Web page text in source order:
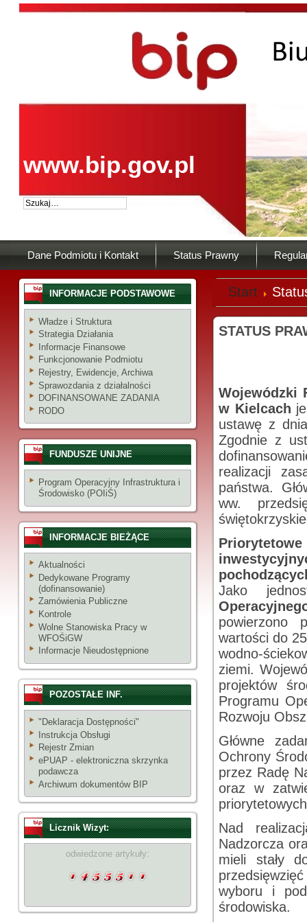
www.bip.gov.pl
Dane Podmiotu i Kontakt Status Prawny
INFORMACJE PODSTAWOWE
Władze i Struktura
Strategia Działania
Informacje Finansowe
Funkcjonowanie Podmiotu
Rejestry, Ewidencje, Archiwa
Sprawozdania z działalności
DOFINANSOWANE ZADANIA
RODO
FUNDUSZE UNIJNE
Program Operacyjny Infrastruktura i
Środowisko (POIiŚ)
INFORMACJE BIEŻĄCE
Aktualności
Dedykowane Programy
(dofinansowanie)
Zamówienia Publiczne
Kontrole
Wolne Stanowiska Pracy w
WFOŚiGW
Informacje Nieudostępnione
POZOSTAŁE INF.
"Deklaracja Dostępności"
Instrukcja Obsługi
Rejestr Zmian
ePUAP - elektroniczna skrzynka
podawcza
Archiwum dokumentów BIP
Licznik Wizyt:
odwiedzone artykuły:
Start
STATUS
Wojewódzki
w Kielcach
ustawę z
Zgodnie z
realizacji
państwa.
ww.
Jako
powierzono
wartości do
wodno-
ziemi.
projektów
Programu
Rozwoju
Główne
Ochrony
przez Radę
oraz w
Nad
Nadzorcza
mieli stały
wyboru i
środowiska.